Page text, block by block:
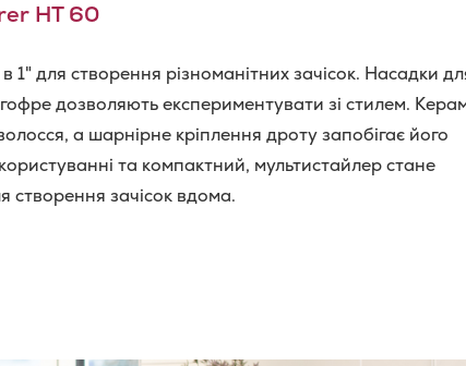
HT 60
1" для створення різноманітних зачісок. Насадки
дозволяють експериментувати зі стилем.
а шарнірне кріплення дроту запобігає його
та компактний, мультистайлер стане
створення зачісок вдома.